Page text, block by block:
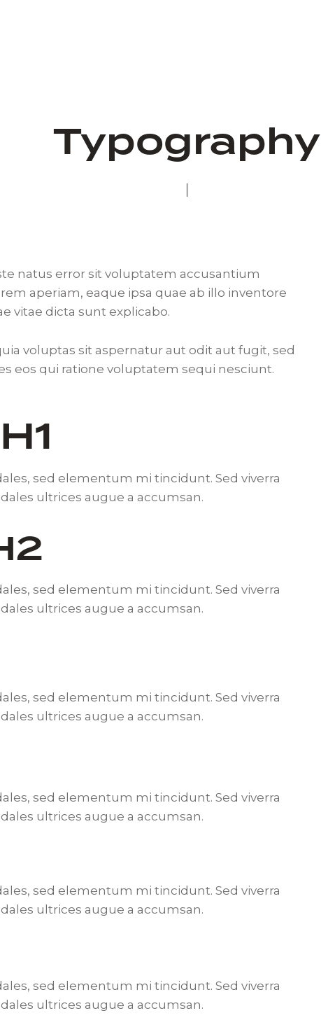
Typography
natus error sit voluptatem accusantium
aperiam, eaque ipsa quae ab illo inventore
vitae dicta sunt explicabo.
voluptas sit aspernatur aut odit aut fugit, sed
eos qui ratione voluptatem sequi nesciunt.
sed elementum mi tincidunt. Sed viverra
ultrices augue a accumsan.
sed elementum mi tincidunt. Sed viverra
ultrices augue a accumsan.
sed elementum mi tincidunt. Sed viverra
ultrices augue a accumsan.
sed elementum mi tincidunt. Sed viverra
ultrices augue a accumsan.
sed elementum mi tincidunt. Sed viverra
ultrices augue a accumsan.
sed elementum mi tincidunt. Sed viverra
ultrices augue a accumsan.